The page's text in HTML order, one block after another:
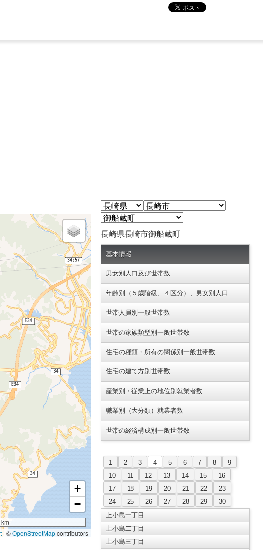
+
−
km
| ©OpenStreetMapcontributors
長崎県長崎市御船蔵町
基本情報
男女別人口及び世帯数
年齢別（５歳階級、４区分）、男女別人口
世帯人員別一般世帯数
世帯の家族類型別一般世帯数
住宅の種類・所有の関係別一般世帯数
住宅の建て方別世帯数
産業別・従業上の地位別就業者数
職業別（大分類）就業者数
世帯の経済構成別一般世帯数
1 2 3 4 5 6 7 8
9
10
11 12 13 14 15
16
17
18 19 20 21 22
23
24
25 26 27 28 29
30
上小島一丁目
上小島二丁目
上小島三丁目